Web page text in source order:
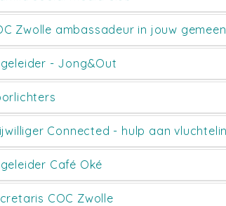
Zwolle ambassadeur in jouw
- Jong&Out
Connected - hulp aan
Café Oké
COC Zwolle